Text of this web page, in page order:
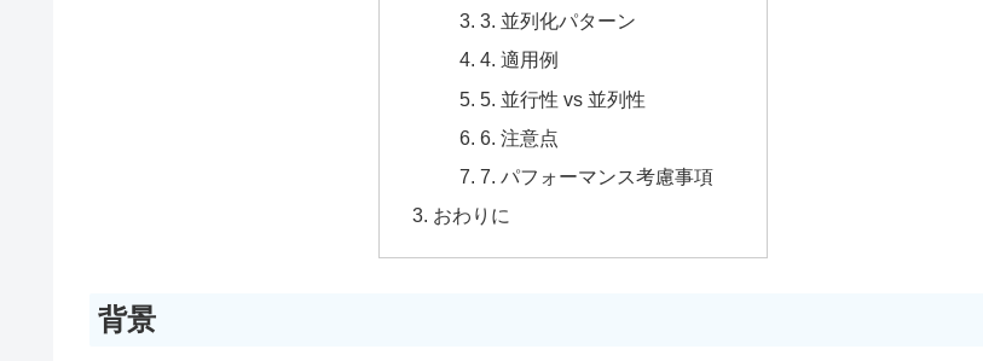
3. 並列化パターン
4. 適用例
5. 並行性 vs 並列性
6. 注意点
7. パフォーマンス考慮事項
おわりに
背景